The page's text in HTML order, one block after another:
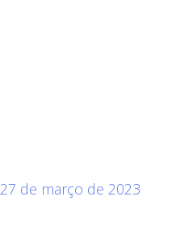
27 de março de 2023